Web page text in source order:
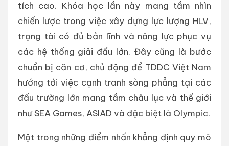
tích cao. Khóa học lần này mang tầm nhìn
chiến lược trong việc xây dựng lực lượng HLV,
trọng tài có đủ bản lĩnh và năng lực phục vụ
các hệ thống giải đấu lớn. Đây cũng là bước
chuẩn bị căn cơ, chủ động để TDDC Việt Nam
hướng tới việc cạnh tranh sòng phẳng tại các
đấu trường lớn mang tầm châu lục và thế giới
như SEA Games, ASIAD và đặc biệt là Olympic.
Một trong những điểm nhấn khẳng định quy mô